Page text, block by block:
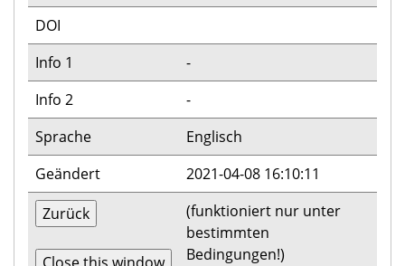
DOI
Info 1
-
Info 2
-
Sprache
Englisch
Geändert
2021-04-08 16:10:11
(funktioniert nur unter
bestimmten
Bedingungen!)